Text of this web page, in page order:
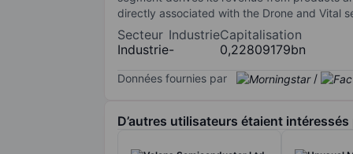
directly associated with the Drone and Vital
Secteur
Industrie
Industrie
-
Capitalisation
0,22809179bn
Données fournies par /
D’autres utilisateurs étaient intéressés